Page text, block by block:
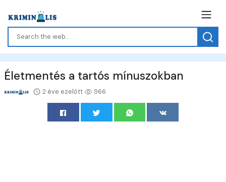
Életmentés a tartós mínuszokban
2 éve ezelőtt 966